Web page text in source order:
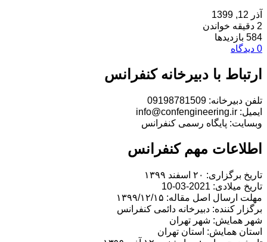
آذر 12, 1399
2 دقیقه خواندن
584 بازدیدها
0 دیدگاه
ارتباط با دبیرخانه کنفرانس
تلفن دبیرخانه: 09198781509
ایمیل: info@confengineering.ir
وبسایت: پایگاه رسمی کنفرانس
اطلاعات مهم کنفرانس
تاریخ برگزاری: ۲۰ اسفند ۱۳۹۹
تاریخ میلادی: 2021-03-10
مهلت ارسال اصل مقاله: ۱۳۹۹/۱۲/۱۵
برگزار کننده: دبیرخانه دائمی کنفرانس
شهر همایش: شهر تهران
استان همایش: استان تهران